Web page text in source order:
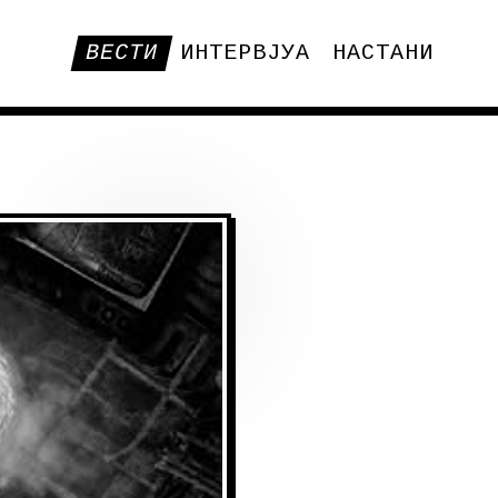
ВЕСТИ ИНТЕРВЈУА НАСТАНИ